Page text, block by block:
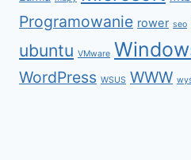
Programowanie rower seo
ubuntu VMware
WordPress WSUS WWW